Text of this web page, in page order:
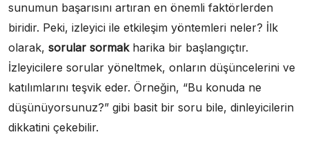
sunumun başarısını artıran en önemli faktörlerden
biridir. Peki, izleyici ile etkileşim yöntemleri neler? İlk
olarak, sorular sormakharika bir başlangıçtır.
İzleyicilere sorular yöneltmek, onların düşüncelerini ve
katılımlarını teşvik eder. Örneğin, “Bu konuda ne
düşünüyorsunuz?” gibi basit bir soru bile, dinleyicilerin
dikkatini çekebilir.